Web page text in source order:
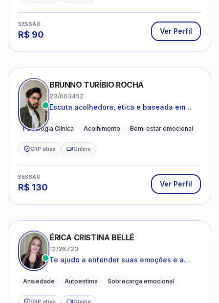
SESSÃO
R$ 90 Ver Perfil
BRUNNO TURÍBIO ROCHA
23/003452
Escuta acolhedora, ética e baseada em
Psicologia Clínica Acolhimento Bem-estar emocional
CRP ativo Online
SESSÃO
R$ 130 Ver Perfil
ÉRICA CRISTINA BELLÉ
12/26723
Te ajudo a entender suas emoções e a
que você está vivendo
Ansiedade Autoestima Sobrecarga emocional
CRP ativo Online